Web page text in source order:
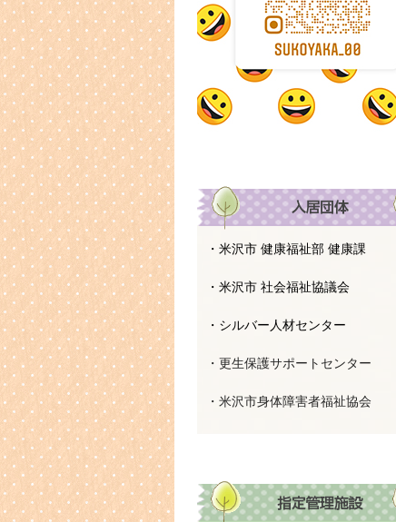
・米沢市 健康福祉部 健康課
・米沢市 社会福祉協議会
・シルバー人材センター
・更生保護サポートセンター
・米沢市身体障害者福祉協会